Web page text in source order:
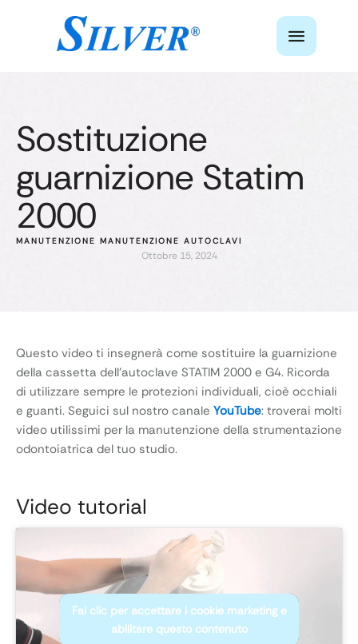
Sostituzione
guarnizione Statim
2000
MANUTENZIONE MANUTENZIONE AUTOCLAVI
Ottobre 15, 2024
Questo video ti insegnerà come sostituire la guarnizione
della cassetta dell’autoclave STATIM 2000 e G4. Ricorda
di utilizzare sempre le protezioni individuali, cioè occhiali
e guanti. Seguici sul nostro canale YouTube: troverai molti
video utilissimi per la manutenzione della strumentazione
odontoiatrica del tuo studio.
Video tutorial
Fai clic per accettare i cookie marketing e
abilitare questo contenuto